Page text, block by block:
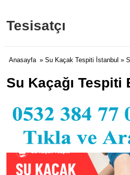
Tesisatçı
Anasayfa » Su Kaçak Tespiti İstanbul »
Su Kaçağı Tespiti